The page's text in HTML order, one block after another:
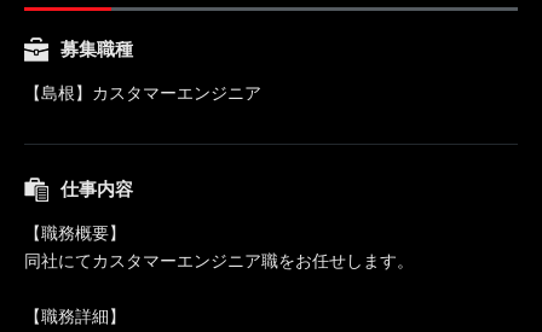
募集職種
【島根】カスタマーエンジニア
仕事内容
【職務概要】
同社にてカスタマーエンジニア職をお任せします。
【職務詳細】